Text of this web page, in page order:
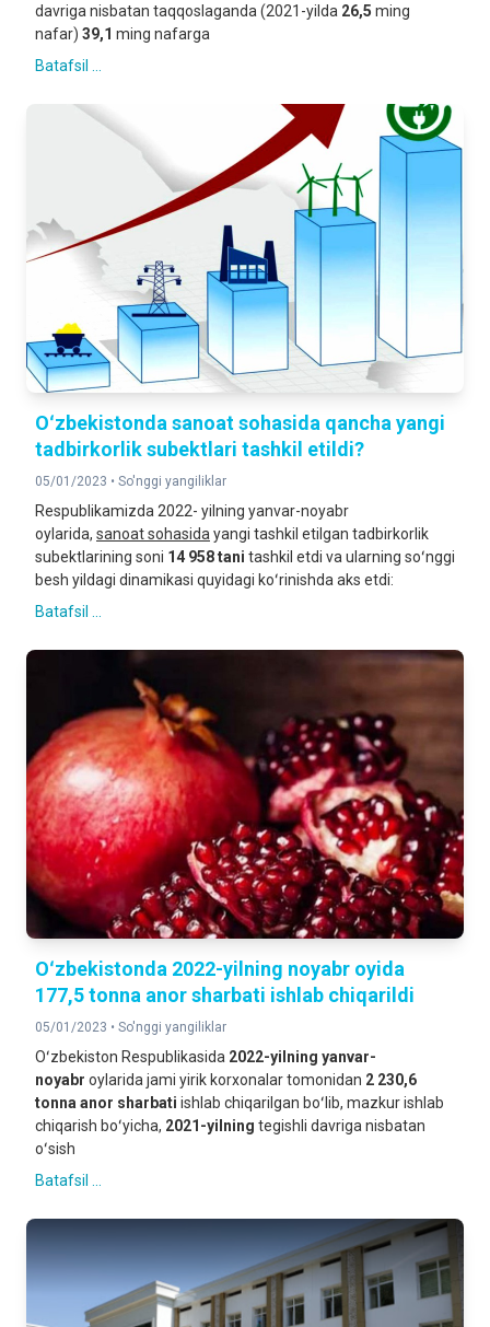
davriga nisbatan taqqoslaganda (2021-yilda 26,5 ming
nafar) 39,1 ming nafarga
Batafsil ...
Oʻzbekistonda sanoat sohasida qancha yangi
tadbirkorlik subektlari tashkil etildi?
05/01/2023 • So'nggi yangiliklar
Respublikamizda 2022- yilning yanvar-noyabr
oylarida, sanoat sohasida yangi tashkil etilgan tadbirkorlik
subektlarining soni 14 958 tani tashkil etdi va ularning soʻnggi
besh yildagi dinamikasi quyidagi koʻrinishda aks etdi:
Batafsil ...
Oʻzbekistonda 2022-yilning noyabr oyida
177,5 tonna anor sharbati ishlab chiqarildi
05/01/2023 • So'nggi yangiliklar
Oʻzbekiston Respublikasida 2022-yilning yanvar-
noyabr oylarida jami yirik korxonalar tomonidan 2 230,6
tonna anor sharbati ishlab chiqarilgan boʻlib, mazkur ishlab
chiqarish boʻyicha, 2021-yilning tegishli davriga nisbatan
oʻsish
Batafsil ...